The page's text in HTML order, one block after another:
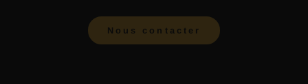
Nous contacter